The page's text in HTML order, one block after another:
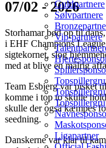
Guldpartnere
Sølvpartnere
Vip-partnere
Ligapartner
07/02 - 2026
Storhamar bød op til
i EHF Champions
sigtekornet, slog
med at blive en målrig
Team Esbjerg var pisket
komme i top to skulle
skulle der også kæmpes
seedning.
Danskerne var klar til